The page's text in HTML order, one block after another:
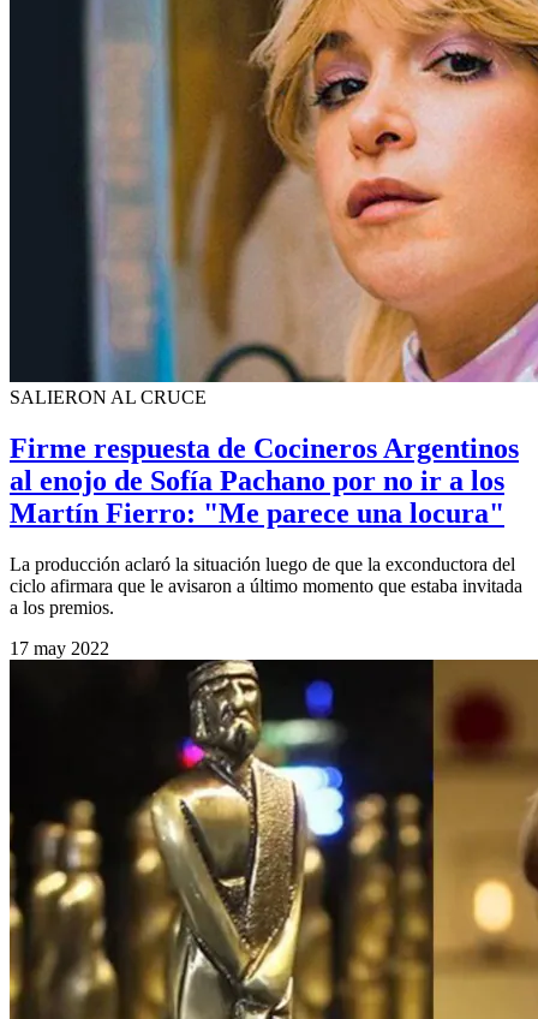
SALIERON AL CRUCE
Firme respuesta de Cocineros Argentinos
al enojo de Sofía Pachano por no ir a los
Martín Fierro: "Me parece una locura"
La producción aclaró la situación luego de que la exconductora del
ciclo afirmara que le avisaron a último momento que estaba invitada
a los premios.
17 may 2022